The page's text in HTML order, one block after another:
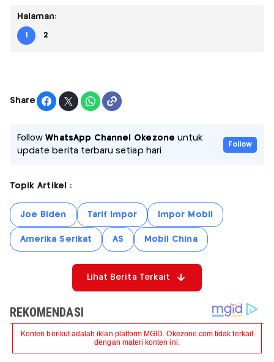
Halaman:
1 2
Share
FollowWhatsApp Channel Okezone untuk
update berita terbaru setiap hari
Follow
Topik Artikel :
Joe Biden Tarif Impor Impor Mobil
Amerika Serikat AS Mobil China
Lihat Berita Terkait